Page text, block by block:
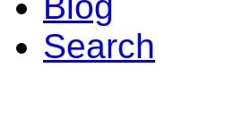
Search